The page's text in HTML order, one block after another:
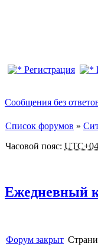
Регистрация
Сообщения без
Список форумов »
Часовой пояс:
Ежедневный
Форум закрыт